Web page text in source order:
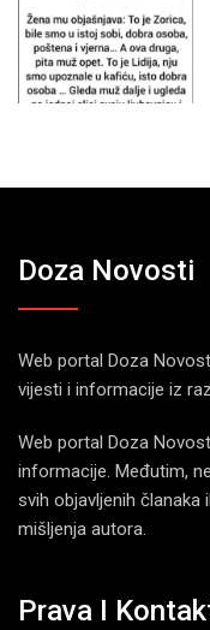
Doza Novosti
Web portal Doza
vijesti i informacije iz
Web portal Doza
informacije. Međutim,
svih objavljenih članaka
mišljenja autora.
Prava I